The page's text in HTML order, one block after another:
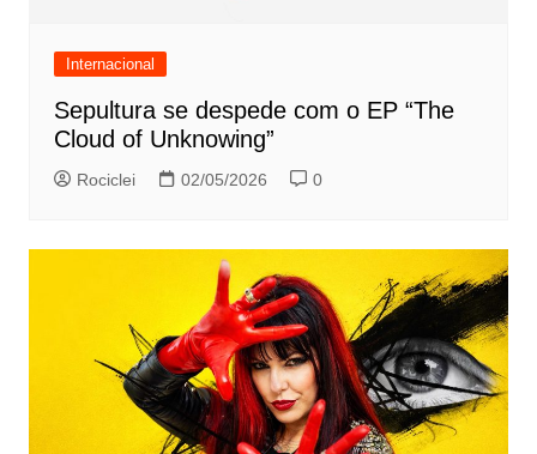
Internacional
Sepultura se despede com o EP “The
Cloud of Unknowing”
Rociclei 02/05/2026 0